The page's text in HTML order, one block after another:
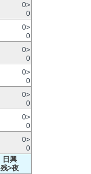
0>
0
0>
0
0>
0
0>
0
0>
0
0>
0
0>
0
日興
残>夜